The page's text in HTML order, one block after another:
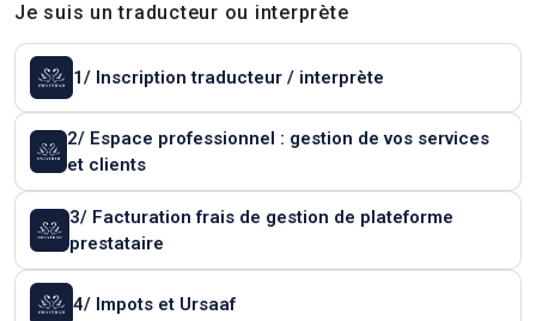
Je suis un traducteur ou interprète
1/ Inscription traducteur / interprète
2/ Espace professionnel : gestion de vos services
et clients
3/ Facturation frais de gestion de plateforme
prestataire
4/ Impots et Ursaaf